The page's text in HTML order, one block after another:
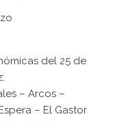
del 25 de
– Arcos –
Espera – El Gastor